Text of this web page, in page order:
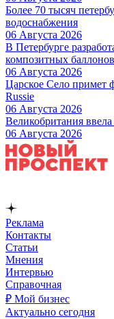
Более 70 тысяч
водоснабжения
06 Августа 2026
В Петербурге
композитных баллонов
06 Августа 2026
Царское Село примет
Russie
06 Августа 2026
Великобритания
06 Августа 2026
Реклама
Контакты
Статьи
Мнения
Интервью
Справочная
₽ Мой бизнес
Актуально сегодня